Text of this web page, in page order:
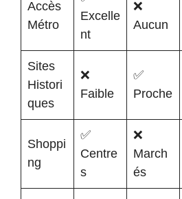
Accès
Métro
Excelle
nt
❌
Aucun
Sites
Histori
ques
❌
Faible
✅
Proche
Shoppi
ng
✅
Centre
s
❌
March
és